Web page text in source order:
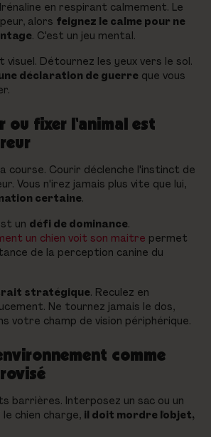
en respirant calmement. Le
alors feignez le calme pour ne
. C'est un jeu mental.
Détournez les yeux vers le sol.
déclaration de guerre que vous
ou fixer l'animal est
course. Courir déclenche l'instinct de
Vous n'irez jamais plus vite que lui,
certaine.
un défi de dominance.
un chien voit son maitre permet
de la perception canine du
stratégique. Reculez en
Ne tournez jamais le dos,
votre champ de vision périphérique.
comme
barrières. Interposez un sac ou un
chien charge,
il doit mordre l'objet,